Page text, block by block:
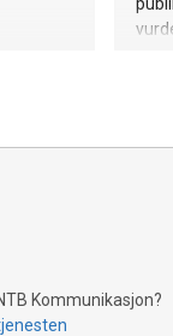
Kommunikasjon?